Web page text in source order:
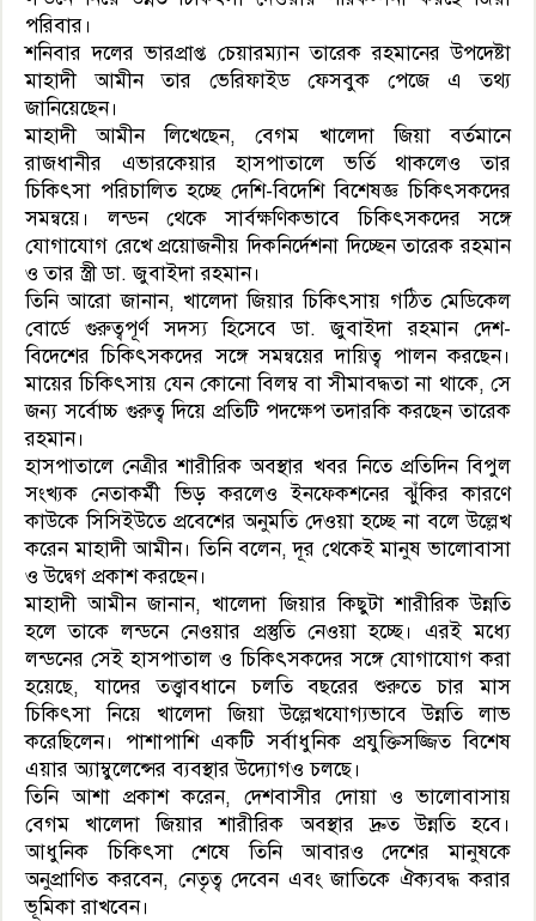
পরিবার।
শনিবার দলের ভারপ্রাপ্ত চেয়ারম্যান তারেক রহমানের উপদেষ্টা
মাহাদী আমীন তার ভেরিফাইড ফেসবুক পেজে এ তথ্য
জানিয়েছেন।
মাহাদী আমীন লিখেছেন, বেগম খালেদা জিয়া বর্তমানে
রাজধানীর এভারকেয়ার হাসপাতালে ভর্তি থাকলেও তার
চিকিৎসা পরিচালিত হচ্ছে দেশি-বিদেশি বিশেষজ্ঞ চিকিৎসকদের
সমন্বয়ে। লন্ডন থেকে সার্বক্ষণিকভাবে চিকিৎসকদের সঙ্গে
যোগাযোগ রেখে প্রয়োজনীয় দিকনির্দেশনা দিচ্ছেন তারেক রহমান
ও তার স্ত্রী ডা. জুবাইদা রহমান।
তিনি আরো জানান, খালেদা জিয়ার চিকিৎসায় গঠিত মেডিকেল
বোর্ডে গুরুত্বপূর্ণ সদস্য হিসেবে ডা. জুবাইদা রহমান দেশ-
বিদেশের চিকিৎসকদের সঙ্গে সমন্বয়ের দায়িত্ব পালন করছেন।
মায়ের চিকিৎসায় যেন কোনো বিলম্ব বা সীমাবদ্ধতা না থাকে, সে
জন্য সর্বোচ্চ গুরুত্ব দিয়ে প্রতিটি পদক্ষেপ তদারকি করছেন তারেক
রহমান।
হাসপাতালে নেত্রীর শারীরিক অবস্থার খবর নিতে প্রতিদিন বিপুল
সংখ্যক নেতাকর্মী ভিড় করলেও ইনফেকশনের ঝুঁকির কারণে
কাউকে সিসিইউতে প্রবেশের অনুমতি দেওয়া হচ্ছে না বলে উল্লেখ
করেন মাহাদী আমীন। তিনি বলেন, দূর থেকেই মানুষ ভালোবাসা
ও উদ্বেগ প্রকাশ করছেন।
মাহাদী আমীন জানান, খালেদা জিয়ার কিছুটা শারীরিক উন্নতি
হলে তাকে লন্ডনে নেওয়ার প্রস্তুতি নেওয়া হচ্ছে। এরই মধ্যে
লন্ডনের সেই হাসপাতাল ও চিকিৎসকদের সঙ্গে যোগাযোগ করা
হয়েছে, যাদের তত্ত্বাবধানে চলতি বছরের শুরুতে চার মাস
চিকিৎসা নিয়ে খালেদা জিয়া উল্লেখযোগ্যভাবে উন্নতি লাভ
করেছিলেন। পাশাপাশি একটি সর্বাধুনিক প্রযুক্তিসজ্জিত বিশেষ
এয়ার অ্যাম্বুলেন্সের ব্যবস্থার উদ্যোগও চলছে।
তিনি আশা প্রকাশ করেন, দেশবাসীর দোয়া ও ভালোবাসায়
বেগম খালেদা জিয়ার শারীরিক অবস্থার দ্রুত উন্নতি হবে।
আধুনিক চিকিৎসা শেষে তিনি আবারও দেশের মানুষকে
অনুপ্রাণিত করবেন, নেতৃত্ব দেবেন এবং জাতিকে ঐক্যবদ্ধ করার
ভূমিকা রাখবেন।